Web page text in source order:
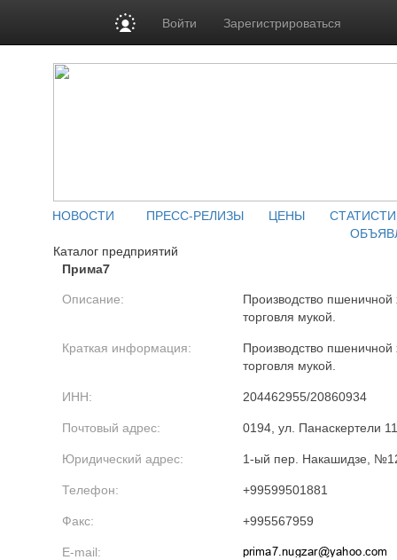
Войти Зарегистрироваться
НОВОСТИ ПРЕСС-РЕЛИЗЫ ЦЕНЫ
Каталог предприятий
Прима7
Описание:
Производство
торговля мукой.
Краткая информация:
Производство
торговля мукой.
ИНН: 204462955/20860934
Почтовый адрес: 0194, ул. Панаскертели
Юридический адрес: 1-ый пер. Накашидзе,
Телефон: +99599501881
Факс: +995567959
E-mail: